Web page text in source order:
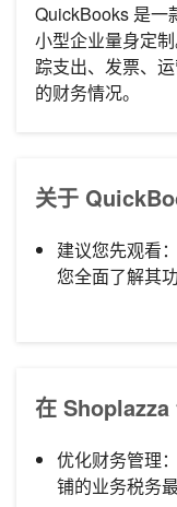
QuickBooks 是一
小型企业量身定
踪支出、发票、
的财务情况。
关于
建议您先观看：
您全面了解其
在
优化财务管理
铺的业务税务